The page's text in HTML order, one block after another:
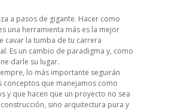
a pasos de gigante. Hacer como
una herramienta más es la mejor
cavar la tumba de tu carrera
Es un cambio de paradigma y, como
darle su lugar.
lo más importante seguirán
conceptos que manejamos como
y que hacen que un proyecto no sea
sino arquitectura pura y